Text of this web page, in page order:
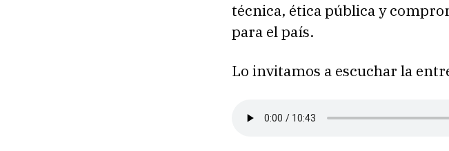
técnica, ética pública y
para el país.
Lo invitamos a escuchar la